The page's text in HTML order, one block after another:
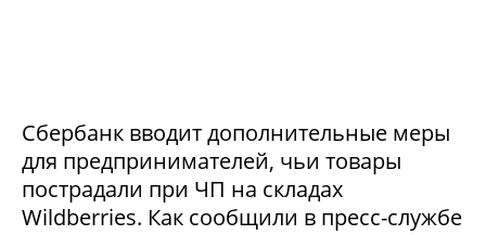
Сбербанк вводит дополнительные меры
для предпринимателей, чьи товары
пострадали при ЧП на складах
Wildberries. Как сообщили в пресс-службе